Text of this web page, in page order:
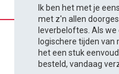
Ik ben het met je
met z'n allen
leverbeloftes. Als we
logischere tijden van
het een stuk
besteld, vandaag